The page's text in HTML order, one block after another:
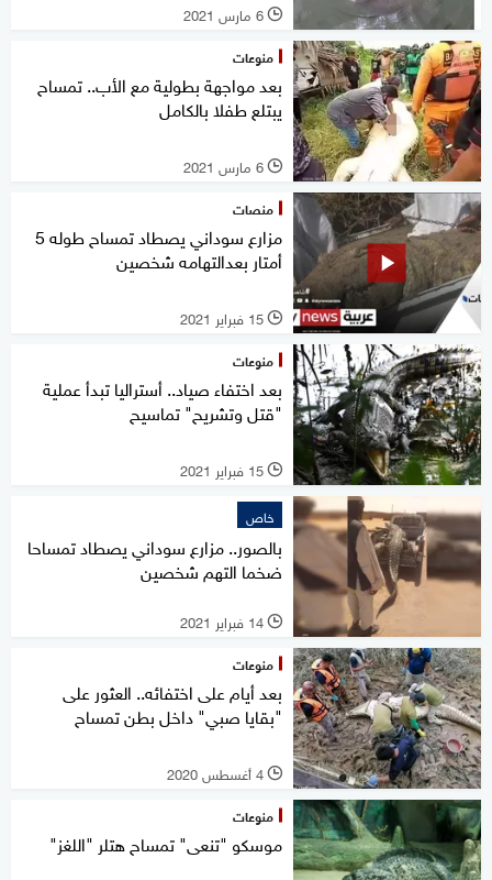
l 6 مارس 2021
منوعات
بعد مواجهة بطولية مع الأب.. تمساح
يبتلع طفلا بالكامل
l 6 مارس 2021
منصات
مزارع سوداني يصطاد تمساح طوله 5
أمتار بعدالتهامه شخصين
l 15 فبراير 2021
منوعات
بعد اختفاء صياد.. أستراليا تبدأ عملية
"قتل وتشريح" تماسيح
l 15 فبراير 2021
خاص
بالصور.. مزارع سوداني يصطاد تمساحا
ضخما التهم شخصين
l 14 فبراير 2021
منوعات
بعد أيام على اختفائه.. العثور على
"بقايا صبي" داخل بطن تمساح
l 4 أغسطس 2020
منوعات
موسكو "تنعى" تمساح هتلر "اللغز"